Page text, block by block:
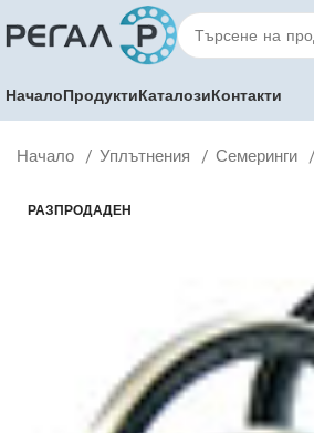
НачалоПродуктиКаталозиКонтакти
Начало Уплътнения Семеринги
РАЗПРОДАДЕН